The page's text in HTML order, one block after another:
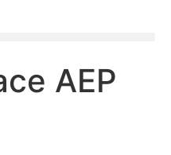
AEP